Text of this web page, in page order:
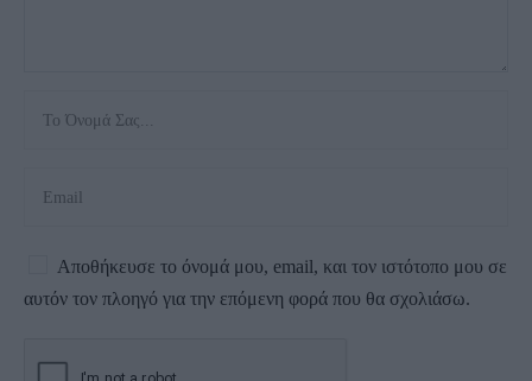
Αποθήκευσε το όνομά μου, email, και τον ιστότοπο μου σε
αυτόν τον πλοηγό για την επόμενη φορά που θα σχολιάσω.